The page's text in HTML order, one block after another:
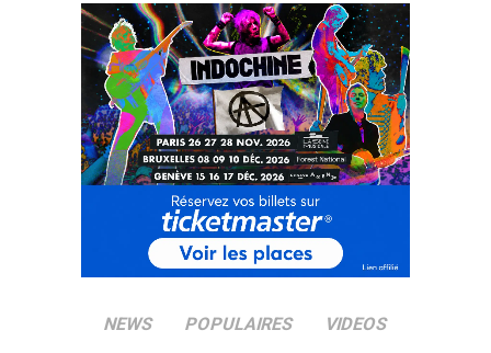
NEWS POPULAIRES VIDEOS